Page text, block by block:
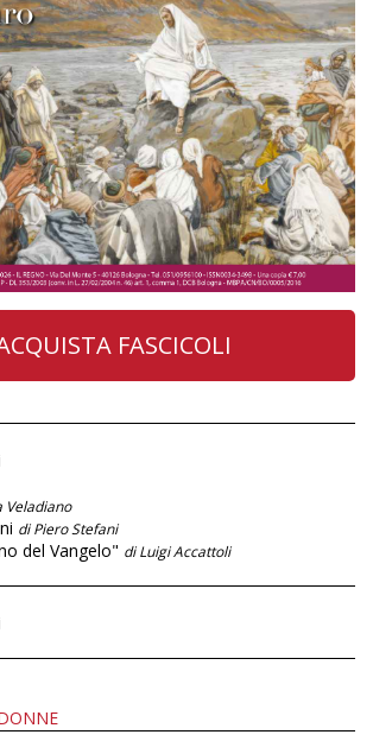
FASCICOLI
Veladiano
di Piero Stefani
del Vangelo" di Luigi Accattoli